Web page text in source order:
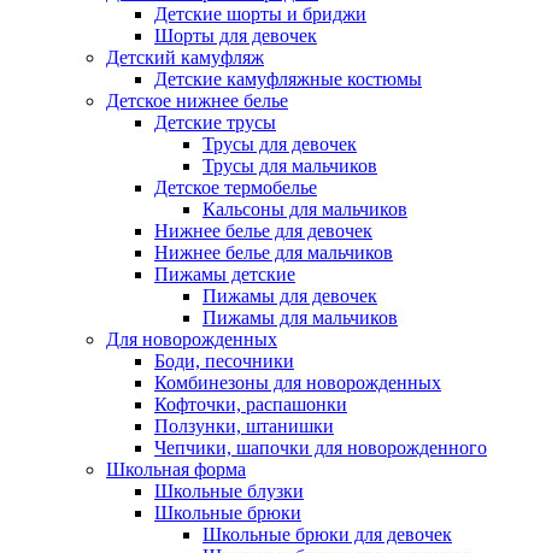
Детские шорты и бриджи
Шорты для девочек
Детский камуфляж
Детские камуфляжные костюмы
Детское нижнее белье
Детские трусы
Трусы для девочек
Трусы для мальчиков
Детское термобелье
Кальсоны для мальчиков
Нижнее белье для девочек
Нижнее белье для мальчиков
Пижамы детские
Пижамы для девочек
Пижамы для мальчиков
Для новорожденных
Боди, песочники
Комбинезоны для новорожденных
Кофточки, распашонки
Ползунки, штанишки
Чепчики, шапочки для новорожденного
Школьная форма
Школьные блузки
Школьные брюки
Школьные брюки для девочек